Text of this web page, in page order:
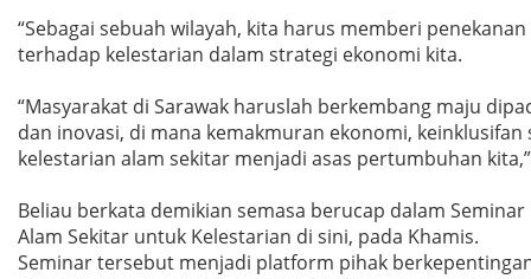
“Sebagai sebuah wilayah, kita harus memberi
terhadap kelestarian dalam strategi ekonomi kita.
“Masyarakat di Sarawak haruslah berkembang maju
dan inovasi, di mana kemakmuran ekonomi, keinklusifan
kelestarian alam sekitar menjadi asas pertumbuhan
Beliau berkata demikian semasa berucap dalam
Alam Sekitar untuk Kelestarian di sini, pada Khamis.
Seminar tersebut menjadi platform pihak